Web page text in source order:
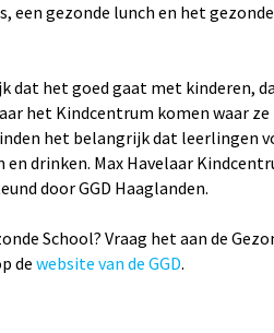
een gezonde lunch en het
dat het goed gaat met kinderen,
het Kindcentrum komen waar
het belangrijk dat leerlingen
drinken. Max Havelaar
door GGD Haaglanden.
School? Vraag het aan de
de website van de GGD.